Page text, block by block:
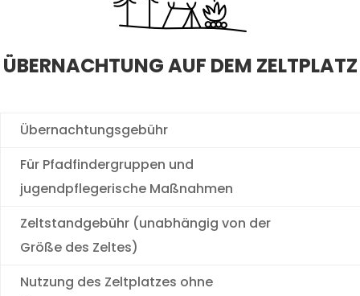
ÜBERNACHTUNG AUF DEM ZELTPLATZ
Übernachtungsgebühr
Für Pfadfindergruppen und
jugendpflegerische Maßnahmen
Zeltstandgebühr (unabhängig von der
Größe des Zeltes)
Nutzung des Zeltplatzes ohne